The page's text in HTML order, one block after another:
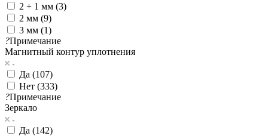
2 + 1 мм (3)
2 мм (9)
3 мм (1)
?Примечание
Магнитный контур уплотнения
Да (107)
Нет (333)
?Примечание
Зеркало
Да (142)